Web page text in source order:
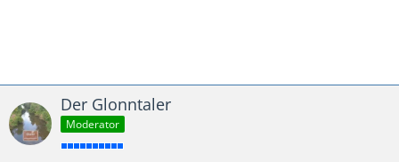
Der Glonntaler
Moderator